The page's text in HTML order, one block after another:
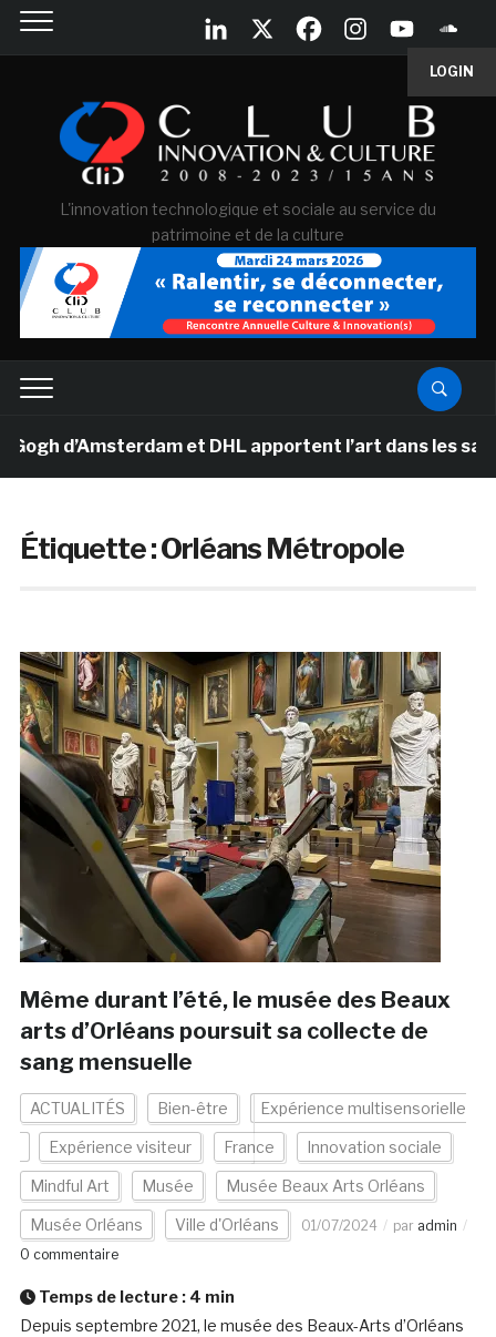
LOGIN
L'innovation technologique et sociale au service du
patrimoine et de la culture
d’Amsterdam et DHL apportent l’art dans les salles
Étiquette :Orléans Métropole
Même durant l’été, le musée des Beaux
arts d’Orléans poursuit sa collecte de
sang mensuelle
ACTUALITÉS Bien-être Expérience multisensorielle
Expérience visiteur France Innovation sociale
Mindful Art Musée Musée Beaux Arts Orléans
Musée Orléans Ville d'Orléans 01/07/2024 par admin
0 commentaire
Temps de lecture : 4 min
Depuis septembre 2021, le musée des Beaux-Arts d’Orléans